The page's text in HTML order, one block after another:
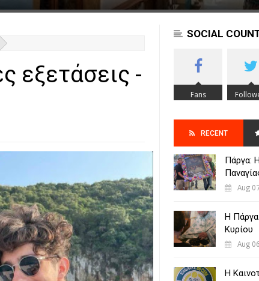
εξετάσεις -
SOCIAL
Fans
RECENT
Πάργα:
Aug
Η
Κυρίου
Aug
Η